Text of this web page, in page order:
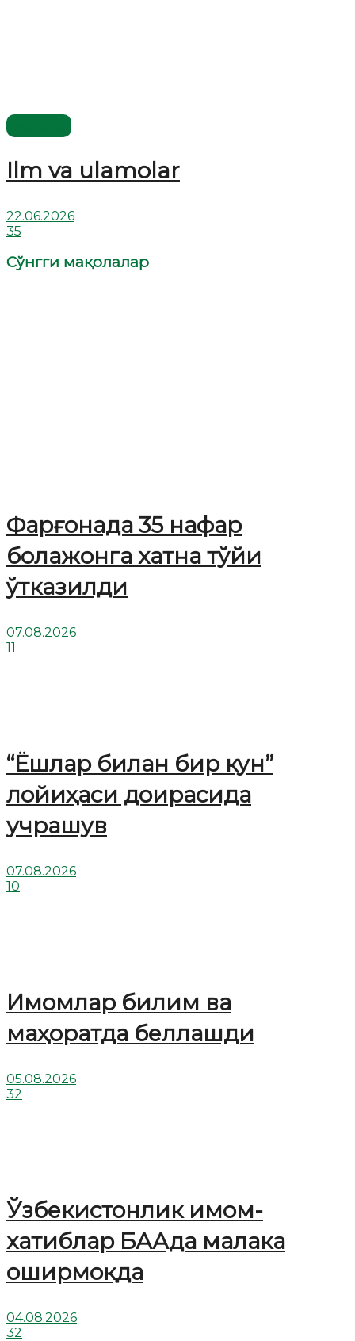
Ilm va ulamolar
22.06.2026
35
Сўнгги мақолалар
Фарғонада 35 нафар
болажонга хатна тўйи
ўтказилди
07.08.2026
11
“Ёшлар билан бир кун”
лойиҳаси доирасида
учрашув
07.08.2026
10
Имомлар билим ва
маҳоратда беллашди
05.08.2026
32
Ўзбекистонлик имом-
хатиблар БААда малака
оширмоқда
04.08.2026
32